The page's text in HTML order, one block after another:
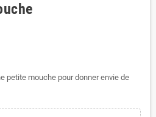
petite mouche pour donner envie de